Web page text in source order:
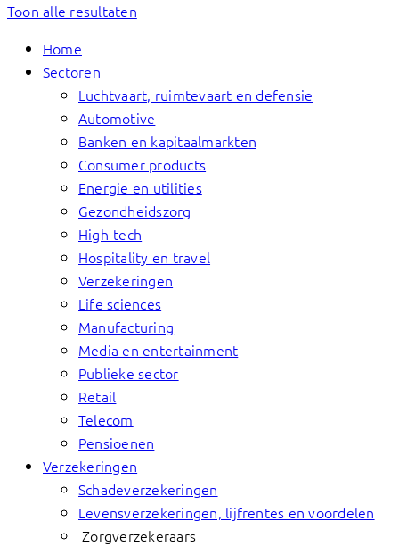
Toon alle resultaten
Home
Sectoren
Luchtvaart, ruimtevaart en defensie
Automotive
Banken en kapitaalmarkten
Consumer products
Energie en utilities
Gezondheidszorg
High-tech
Hospitality en travel
Verzekeringen
Life sciences
Manufacturing
Media en entertainment
Publieke sector
Retail
Telecom
Pensioenen
Verzekeringen
Schadeverzekeringen
Levensverzekeringen, lijfrentes en voordelen
Zorgverzekeraars